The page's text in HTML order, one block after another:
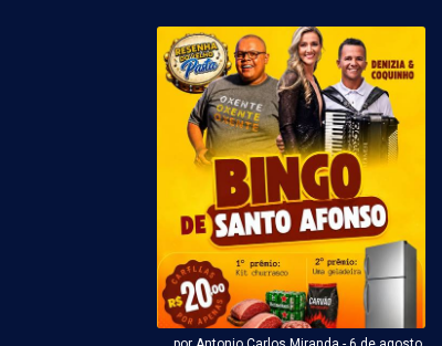
Carlos Miranda - 07 de agosto 2026 às 06:31
deve ter mais um
ensolarado e
moderada
em Petrolina será mais um dia com a expectativa de